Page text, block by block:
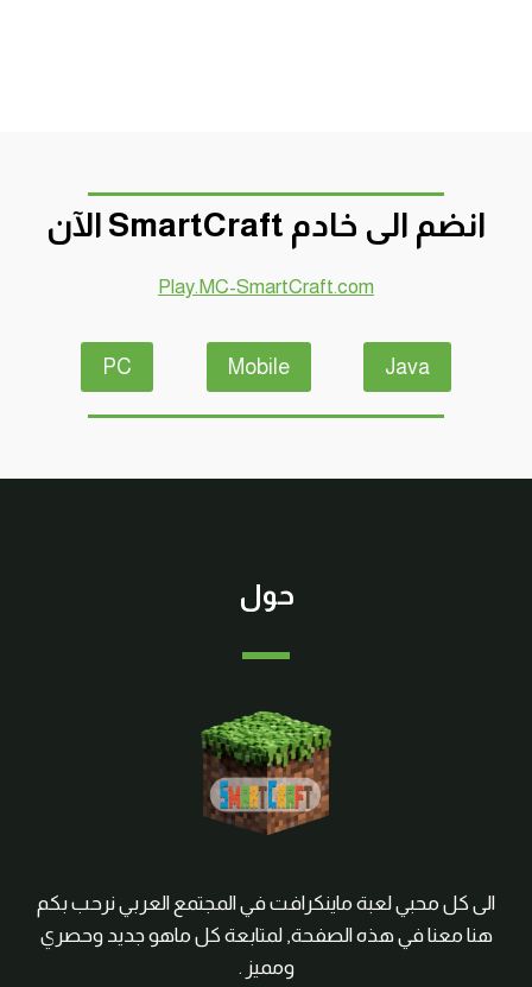
انضم الى خادم SmartCraft الآن
Play.MC-SmartCraft.com
Java
Mobile
PC
حول
الى كل محبي لعبة ماينكرافت في المجتمع العربي نرحب بكم
هنا معنا في هذه الصفحة, لمتابعة كل ماهو جديد وحصري
ومميز .